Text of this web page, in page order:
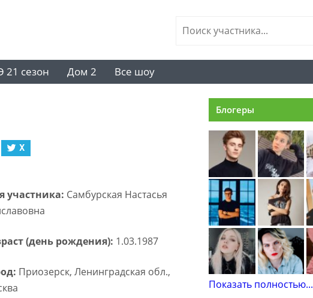
21 сезон Дом 2 Все шоу
X
участника: Самбурская Настасья
(день рождения): 1.03.1987
Приозерск, Ленинградская обл.,
Блогеры
Показать полностью...